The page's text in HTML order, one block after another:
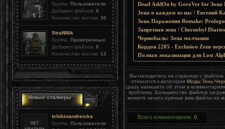
Группа: Пользователи
Добавил файлов: 0
Количество постов: 30
StraNNik
Группа: Проверенные
Добавил файлов: 0
Количество постов: 13
Новые сталкеры
tchikinandreicka
Группа: Пользователи
Dead AddOn by GoroVer for Зона
Зона в каждом из нас / Евгений
Зона Поражения Remake:
Запретная зона / Chernobyl
Чернобыль: Зона молчания
Кордон 2205 - Exclusion Zone
Полная локализация для Lost
Вы находитесь на странице с файлом
относится к категорииМоды Тень
сразу напишите об этом в
проблему. Большинство файлов
можете качать нужные вам файлы на
Всего комментариев: 0